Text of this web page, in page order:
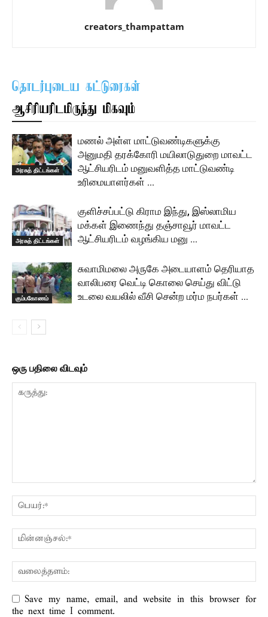
creators_thampattam
தொடர்புடைய கட்டுரைகள்
ஆசிரியரிடமிருந்து மிகவும்
அரசுத் திட்டங்கள்
மணல் அள்ள மாட்டுவண்டிகளுக்கு
அனுமதி தரக்கோரி மயிலாடுதுறை மாவட்ட
ஆட்சியரிடம் மனுவளித்த மாட்டுவண்டி
உரிமையாளர்கள் …
அரசுத் திட்டங்கள்
குளிச்சப்பட்டு கிராம இந்து, இஸ்லாமிய
மக்கள் இணைந்து தஞ்சாவூர் மாவட்ட
ஆட்சியரிடம் வழங்கிய மனு …
கும்பகோணம்
சுவாமிமலை அருகே அடையாளம் தெரியாத
வாலிபரை வெட்டி கொலை செய்து விட்டு
உடலை வயலில் வீசி சென்ற மர்ம நபர்கள் …
ஒரு பதிலை விடவும்
Save my name, email, and website in this browser for
the next time I comment.